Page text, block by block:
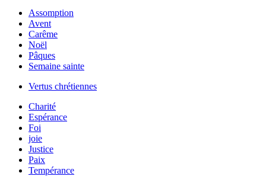
Assomption
Avent
Carême
Noël
Pâques
Semaine sainte
Vertus chrétiennes
Charité
Espérance
Foi
joie
Justice
Paix
Tempérance